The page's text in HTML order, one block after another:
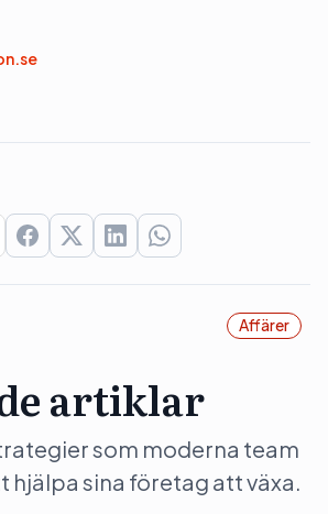
Affärer
artiklar
som moderna team
hjälpa sina företag att växa.